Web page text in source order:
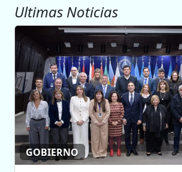
Ultimas Noticias
GOBIERNO